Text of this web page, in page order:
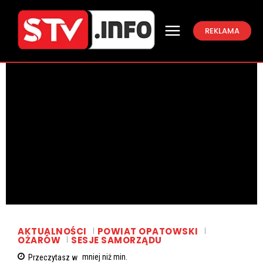
REKLAMA
AKTUALNOŚCI POWIAT OPATOWSKI
OŻARÓW SESJE SAMORZĄDU
Przeczytasz w mniej niżmin.